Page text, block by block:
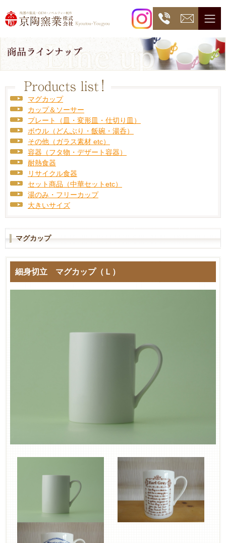
マグカップ
カップ＆ソーサー
プレート（皿・変形皿・仕切り皿）
ボウル（どんぶり・飯碗・湯呑）
その他（ガラス素材 etc）
容器（フタ物・デザート容器）
耐熱食器
リサイクル食器
セット商品（中華セットetc）
湯のみ・フリーカップ
大きいサイズ
マグカップ
細身切立 マグカップ（Ｌ）